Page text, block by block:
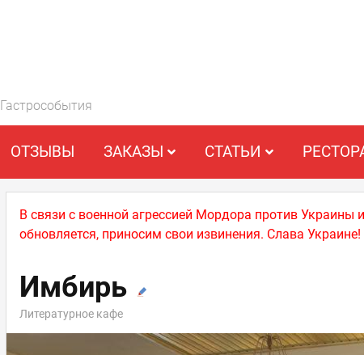
Гастрособытия
ОТЗЫВЫ ЗАКАЗЫ СТАТЬИ
В связи с военной агрессией Мордора против
обновляется, приносим свои извинения. Слава Украине!
Имбирь
Литературное кафе